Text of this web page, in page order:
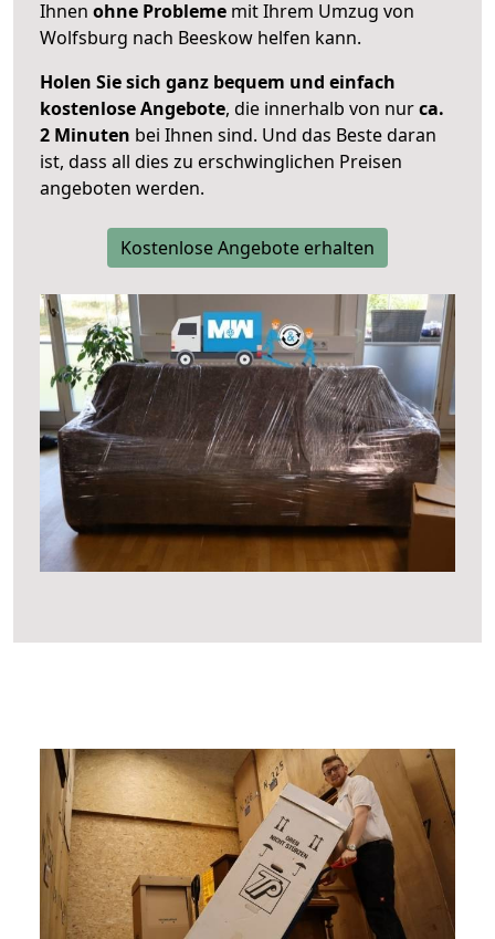
Ihnen ohne Probleme mit Ihrem Umzug von
Wolfsburg nach Beeskow helfen kann.
Holen Sie sich ganz bequem und einfach
kostenlose Angebote, die innerhalb von nurca.
2 Minuten bei Ihnen sind. Und das Beste daran
ist, dass all dies zu erschwinglichen Preisen
angeboten werden.
Kostenlose Angebote erhalten